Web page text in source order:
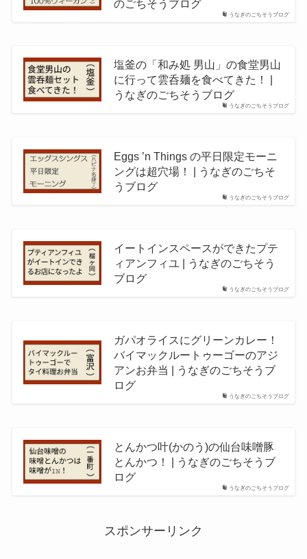
うなぎのごちそうブログ
のごちそうブログ
うなぎのごちそうブログ
塩釜の「和み処 男山」の食堂男山
に行って雲呑麺を食べてきた！ |
うなぎのごちそうブログ
うなぎのごちそうブログ
Eggs ’n Things の平日限定モーニ
ングは超穴場！ | うなぎのごちそ
うブログ
うなぎのごちそうブログ
イートインスペースができたプテ
ィアンフィユ | うなぎのごちそう
ブログ
うなぎのごちそうブログ
ガパオライスにグリーンカレー！
バイマックルートゥーゴーのアジ
アンお弁当 | うなぎのごちそうブ
ログ
うなぎのごちそうブログ
とんかつ叶(かのう)の仙台味噌豚
とんかつ！ | うなぎのごちそうブ
ログ
スポンサーリンク